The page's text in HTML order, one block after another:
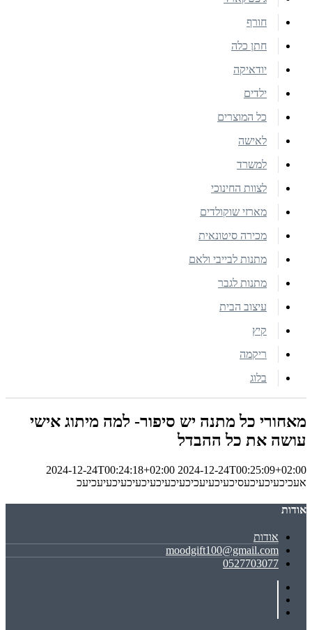
חורף
חתן כלה
יודאיקה
ילדים
כל המוצרים
לאישה
למשרד
לצוות החינוכי
מארזי שוקולדים
מכירה סיטונאית
מתנות לבייבי ולאם
מתנות לגבר
עיצוב הבית
קיץ
ריקמה
בלוג
מאחורי כל מתנה יש סיפור- למה מיתוג אישי
עושה את כל ההבדל
2024-12-24T00:24:18+02:00 2024-12-24T00:25:09+02:00
אעכיכעיכעיכעסיכעיכעיעכיכעיכעיכעיכעיכעיכעיעכיעכ
אודות
אודות
moodgift100@gmail.com
0527703077